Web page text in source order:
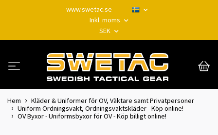
www.swetac.se
Inkl. moms
SEK
Hem
Kläder & Uniformer för OV, Väktare samt Privatpersoner
Uniform Ordningsvakt, Ordningsvaktskläder - Köp online!
OV Byxor - Uniformsbyxor för OV - Köp billigt online!